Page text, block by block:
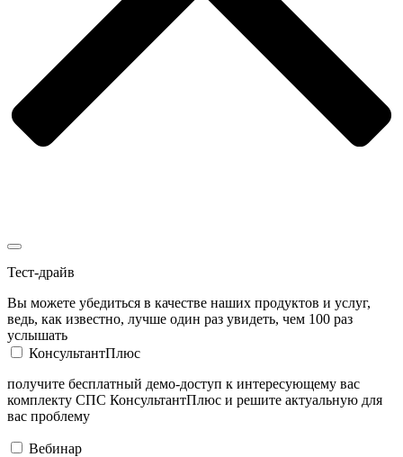
Тест-драйв
Вы можете убедиться в качестве наших продуктов и услуг,
ведь, как известно, лучше один раз увидеть, чем 100 раз
услышать
КонсультантПлюс
получите бесплатный демо-доступ к интересующему вас
комплекту СПС КонсультантПлюс и решите актуальную для
вас проблему
Вебинар